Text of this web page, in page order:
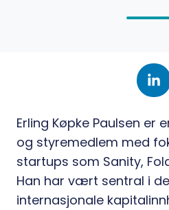
Erling Køpke Paulsen er
og styremedlem med
startups som Sanity,
Han har vært sentral i
internasjonale